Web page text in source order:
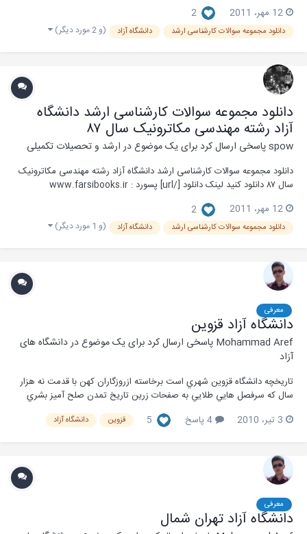
12 مهر، 2011 2
دانلود مجموعه سوالات کارشناسی ارشد دانشگاه آزاد (و 2 مورد دیگر)
دانلود مجموعه سوالات کارشناسی ارشد دانشگاه
آزاد رشته مهندسی مکاترونیک سال ۸۷
spowپاسخی ارسال کرد برای یک موضوع درارشد و تحصیلات تکمیلی
دانلود مجموعه سوالات کارشناسی ارشد دانشگاه آزاد رشته مهندسی مکاترونیک
سال ۸۷ دانلود کنید لینک دانلود [/url] پسورد : www.farsibooks.ir
12 مهر، 2011
2
دانلود مجموعه سوالات کارشناسی ارشد دانشگاه آزاد (و 1 مورد دیگر)
معرفی
دانشگاه آزاد قزوین
Mohammad Arefپاسخی ارسال کرد برای یک موضوع دردانشگاه های
آزاد
تاریخچه دانشگاه قزوين شهري است برخاسته ازروزگاران کهن با قدمت نه هزار
سال که سرفصل هايي طلايي به صفحات زرين تاريخ تمدن صلح آميز بشري
موقعيت ارزشمند ديگررا به توليد دانش هديه کرده است. که همان دانشگاه آزاد
3 تیر، 2010 4 پاسخ 5 قزوین دانشگاه آزاد
معرفی
دانشگاه آزاد تهران شمال